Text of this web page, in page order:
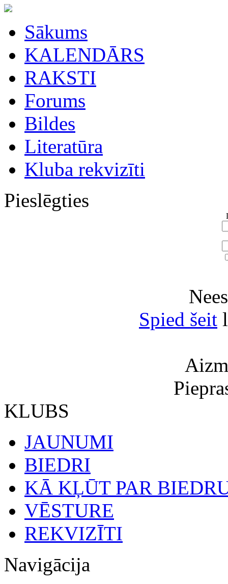
Sākums
KALENDĀRS
RAKSTI
Forums
Bildes
Literatūra
Kluba rekvizīti
Pieslēgties
Spied šeit
KLUBS
JAUNUMI
BIEDRI
KĀ KĻŪT PAR
VĒSTURE
REKVIZĪTI
Navigācija